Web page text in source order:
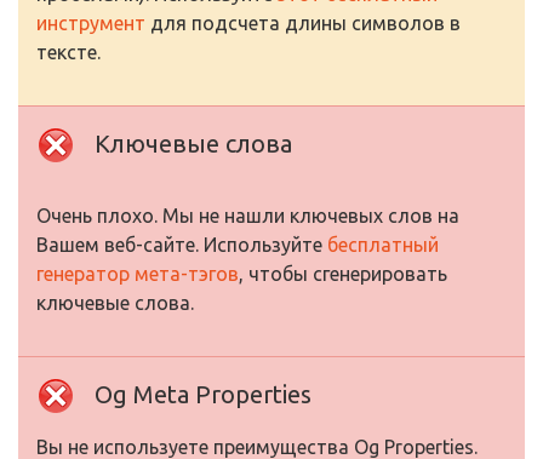
инструмент для подсчета длины символов в
тексте.
Ключевые слова
Очень плохо. Мы не нашли ключевых слов на
Вашем веб-сайте. Используйте бесплатный
генератор мета-тэгов, чтобы сгенерировать
ключевые слова.
Og Meta Properties
Вы не используете преимущества Og Properties.